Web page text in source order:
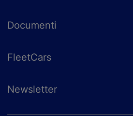
Documenti
FleetCars
Newsletter